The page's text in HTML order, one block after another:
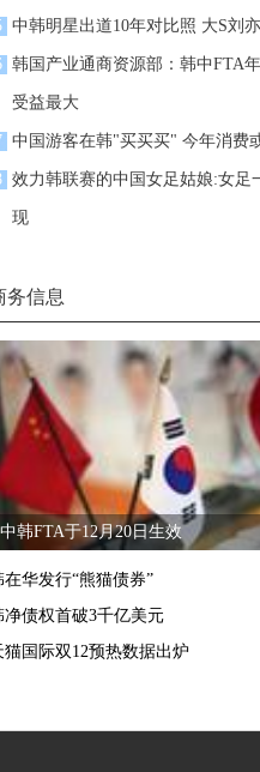
中韩明星出道10年对比照 大S刘
韩国产业通商资源部：韩中FTA
受益最大
中国游客在韩"买买买" 今年消费
效力韩联赛的中国女足姑娘:女足
现
务信息
中韩FTA于12月20日生效
在华发行“熊猫债券”
净债权首破3千亿美元
猫国际双12预热数据出炉